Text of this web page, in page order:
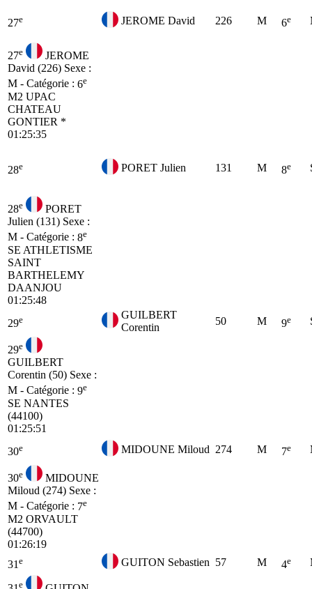
27e JEROME David 226 M 6e
27e
JEROME
David (226) Sexe :
M - Catégorie : 6e
M2 UPAC
CHATEAU
GONTIER *
01:25:35
28e PORET Julien 131 M 8e
28e
PORET
Julien (131) Sexe :
M - Catégorie : 8e
SE ATHLETISME
SAINT
BARTHELEMY
DAANJOU
01:25:48
29e
GUILBERT
Corentin
50 M 9e
29e
GUILBERT
Corentin (50) Sexe :
M - Catégorie : 9e
SE NANTES
(44100)
01:25:51
30e MIDOUNE Miloud 274 M 7e
30e
MIDOUNE
Miloud (274) Sexe :
M - Catégorie : 7e
M2 ORVAULT
(44700)
01:26:19
31 e GUITON Sebastien 57 M 4e
e